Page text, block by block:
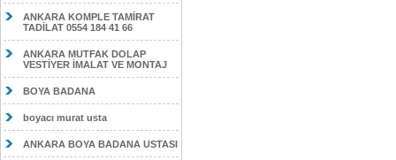
ANKARA KOMPLE TAMİRAT
TADİLAT 0554 184 41 66
ANKARA MUTFAK DOLAP
VESTİYER İMALAT VE MONTAJ
BOYA BADANA
boyacı murat usta
ANKARA BOYA BADANA USTASI